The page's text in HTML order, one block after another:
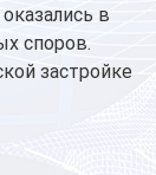
в
споров.
застройке